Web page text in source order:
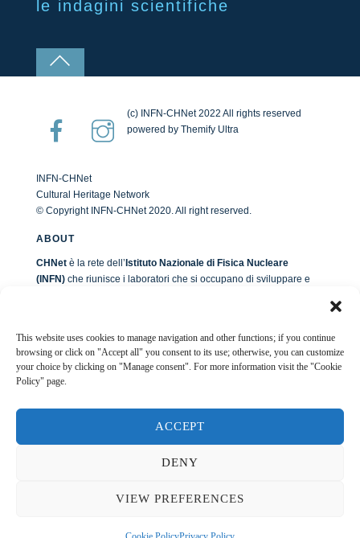
This website uses cookies to manage navigation and other functions; if you continue
browsing or click on "Accept all" you consent to its use; otherwise, you can customize
your choice by clicking on "Manage consent". For more information visit the "Cookie
Policy" page.
ACCEPT
DENY
VIEW PREFERENCES
le indagini scientifiche
(c) INFN-CHNet 2022 All rights reserved
powered by Themify Ultra
INFN-CHNet
Cultural Heritage Network
© Copyright INFN-CHNet 2020. All right reserved.
ABOUT
CHNetè la rete dell’Istituto Nazionale di Fisica Nucleare
(INFN)che riunisce i laboratori che si occupano di sviluppare e
sua struttura di riferimento è il LABEC, presso la Sezione INFN di
Firenze.
Comitato Nazionale di Trasferimento Tecnologico
Commissione Scientifica Nazionale 5